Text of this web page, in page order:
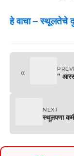
हे वाचा – स्थूलतेचे
« ”
NEXT
स्थूलपणा